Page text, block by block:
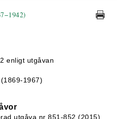
enligt utgåvan
1967)
utgåva nr 851-852 (2015)